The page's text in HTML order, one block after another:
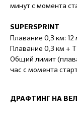
минут с момента
SUPERSPRINT
Плавание 0,3 км: 12
Плавание 0,3 км +
Общий лимит
час с момента
ДРАФТИНГ НА